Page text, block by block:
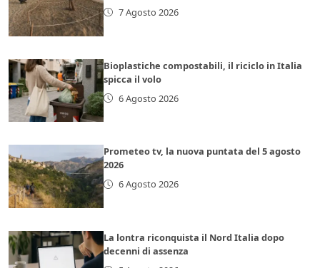
7 Agosto 2026
Bioplastiche compostabili, il riciclo in Italia
spicca il volo
6 Agosto 2026
Prometeo tv, la nuova puntata del 5 agosto
2026
6 Agosto 2026
La lontra riconquista il Nord Italia dopo
decenni di assenza